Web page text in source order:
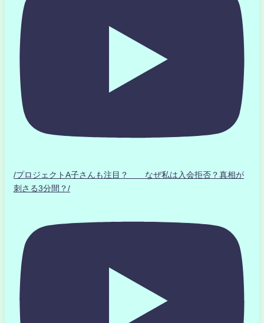
/プロジェクトA子さんも注目？ なぜ私は入会拒否？真相が
刺さる3分間？/